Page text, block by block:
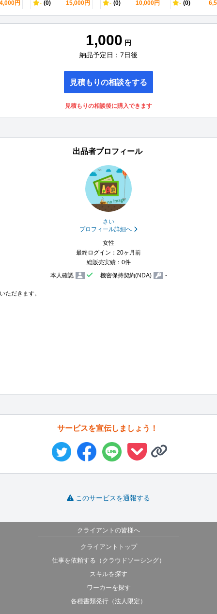
円 - (0) 15,000円 - (0) 10,000円 - (0)
1,000 円
納品予定日：7日後
見積もりの相談をする
見積もりの相談後に購入できます
出品者プロフィール
さい
プロフィール詳細へ
女性
最終ログイン：20ヶ月前
総販売実績：0件
本人確認
機密保持契約(NDA) -
ただきます。
サービスを宣伝しましょう！
このサービスを通報する
クライアントの皆様へ
クライアントトップ
仕事を依頼する（クラウドソーシング）
スキルを探す
ワーカーを探す
各種書類発行（法人限定）